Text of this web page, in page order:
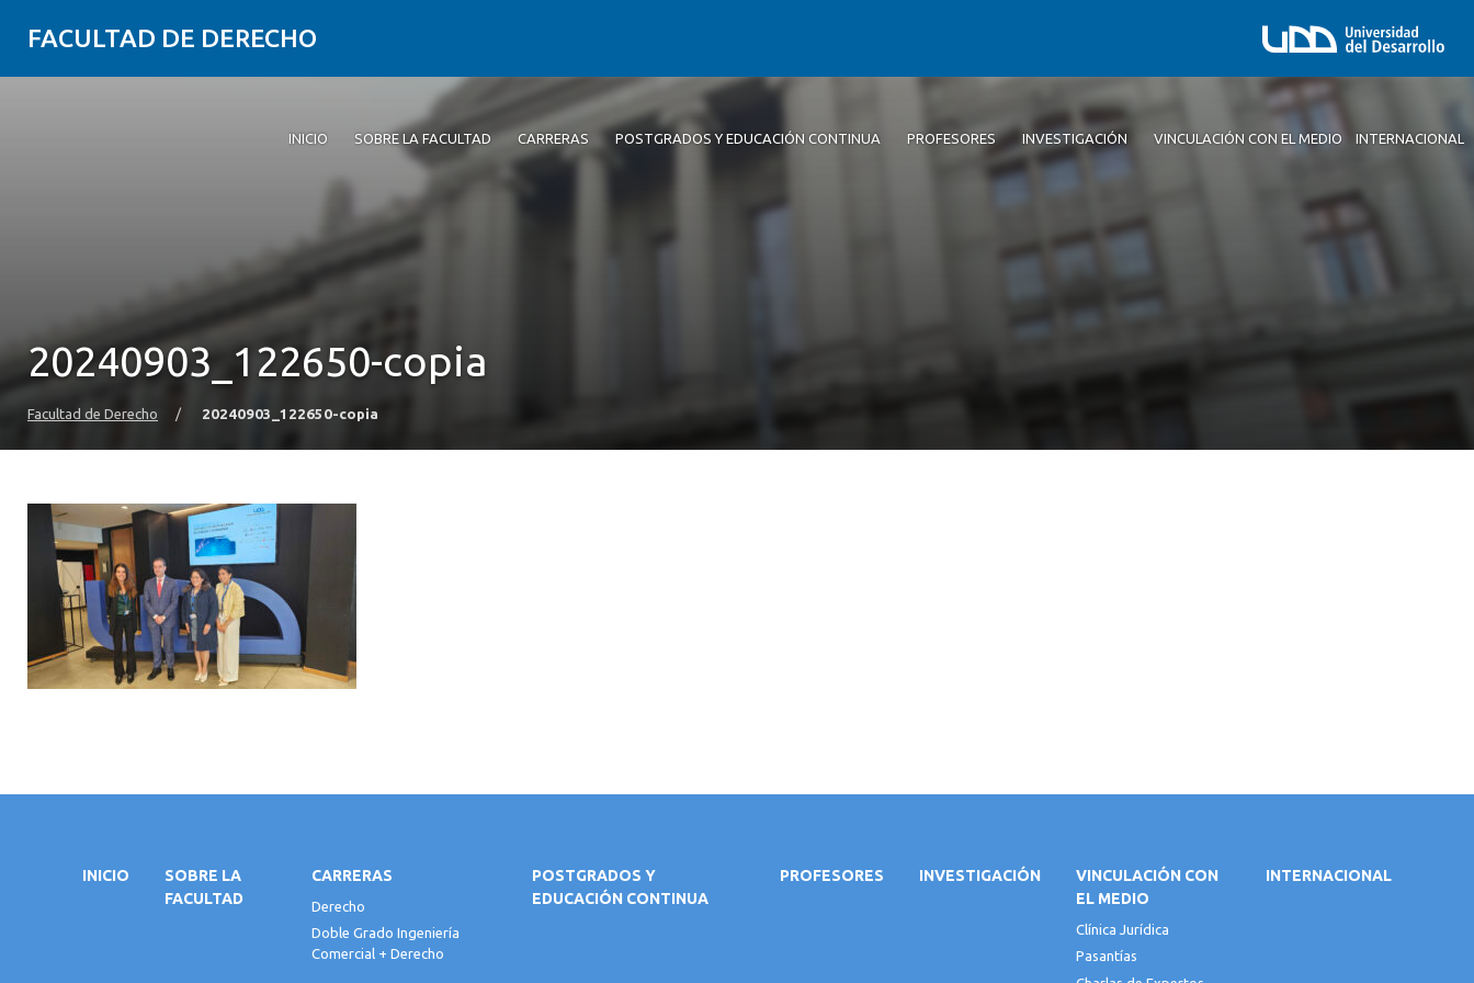
FACULTAD DE DERECHO
INICIO SOBRE LA FACULTAD CARRERAS POSTGRADOS Y EDUCACIÓN CONTINUA PROFESORES INVESTIGACIÓN VINCULACIÓN CON EL MEDIO INTERNACIONAL
20240903_122650-copia
Facultad de Derecho / 20240903_122650-copia
INICIO
SOBRE LA
FACULTAD
CARRERAS
Derecho
Doble Grado Ingeniería
Comercial + Derecho
POSTGRADOS Y
EDUCACIÓN CONTINUA
PROFESORES INVESTIGACIÓN
VINCULACIÓN CON
EL MEDIO
Clínica Jurídica
Pasantías
INTERNACIONAL